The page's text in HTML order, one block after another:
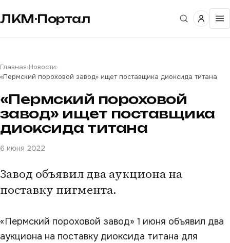
ЛКМ·Портал
Главная›Новости›
«Пермский пороховой завод» ищет поставщика диоксида титана
«Пермский пороховой
завод» ищет поставщика
диоксида титана
6 июня 2022
Завод объявил два аукциона на
поставку пигмента.
«Пермский пороховой завод» 1 июня объявил два
аукциона на поставку диоксида титана для